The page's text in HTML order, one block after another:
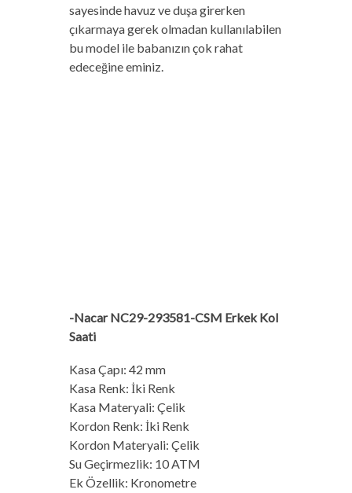
sayesinde havuz ve duşa girerken
çıkarmaya gerek olmadan kullanılabilen
bu model ile babanızın çok rahat
edeceğine eminiz.
-Nacar NC29-293581-CSM Erkek Kol
Saati
Kasa Çapı: 42 mm
Kasa Renk: İki Renk
Kasa Materyali: Çelik
Kordon Renk: İki Renk
Kordon Materyali: Çelik
Su Geçirmezlik: 10 ATM
Ek Özellik: Kronometre